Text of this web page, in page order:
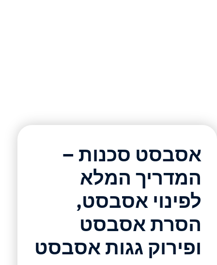
אסבסט סכנות –
המדריך המלא
לפינוי אסבסט,
הסרת אסבסט
ופירוק גגות אסבסט